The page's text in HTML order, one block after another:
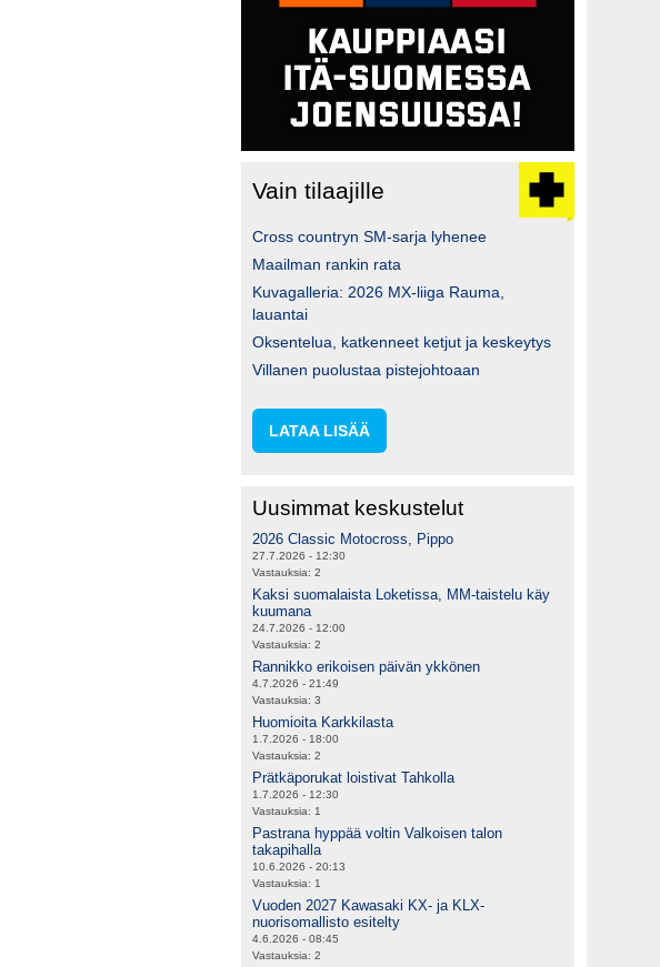
Vain tilaajille
Cross countryn SM-sarja lyhenee
Maailman rankin rata
Kuvagalleria: 2026 MX-liiga Rauma,
lauantai
Oksentelua, katkenneet ketjut ja keskeytys
Villanen puolustaa pistejohtoaan
LATAA LISÄÄ
Uusimmat keskustelut
2026 Classic Motocross, Pippo
27.7.2026 - 12:30
Vastauksia: 2
Kaksi suomalaista Loketissa, MM-taistelu käy
kuumana
24.7.2026 - 12:00
Vastauksia: 2
Rannikko erikoisen päivän ykkönen
4.7.2026 - 21:49
Vastauksia: 3
Huomioita Karkkilasta
1.7.2026 - 18:00
Vastauksia: 2
Prätkäporukat loistivat Tahkolla
1.7.2026 - 12:30
Vastauksia: 1
Pastrana hyppää voltin Valkoisen talon
takapihalla
10.6.2026 - 20:13
Vastauksia: 1
Vuoden 2027 Kawasaki KX- ja KLX-
nuorisomallisto esitelty
4.6.2026 - 08:45
Vastauksia: 2